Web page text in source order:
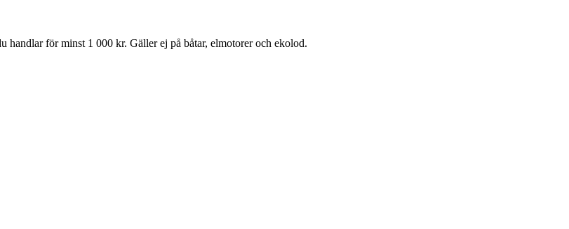
för minst 1 000 kr. Gäller ej på båtar, elmotorer och ekolod.